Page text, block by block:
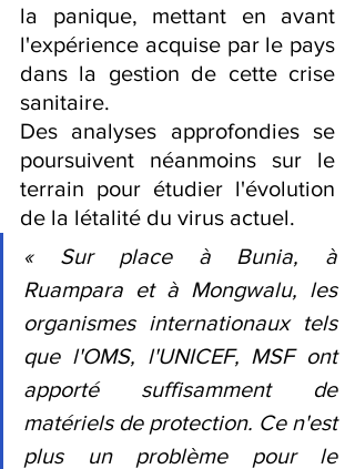
la panique, mettant en avant
l'expérience acquise par le pays
dans la gestion de cette crise
sanitaire.
Des analyses approfondies se
poursuivent néanmoins sur le
terrain pour étudier l'évolution
de la létalité du virus actuel.
« Sur place à Bunia, à
Ruampara et à Mongwalu, les
organismes internationaux tels
que l'OMS, l'UNICEF, MSF ont
apporté suffisamment de
matériels de protection. Ce n'est
plus un problème pour le